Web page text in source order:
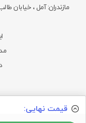
قیمت نهایی:
مازندران: آمل ،